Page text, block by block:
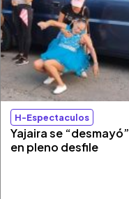
H-Espectaculos
Yajaira se “desmayó”
en pleno desfile